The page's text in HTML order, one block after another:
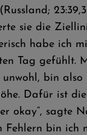
sie die
habe ich
Tag gefühlt.
unwohl, bin
Dafür ist
okay“, sagte
Fehlern bin ich